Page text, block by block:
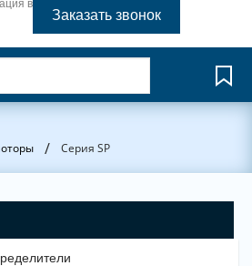
Заказать звонок
/ Серия SP